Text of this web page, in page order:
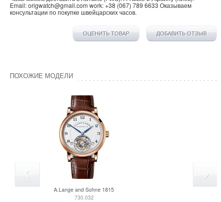
Email:origwatch@gmail.com work:+38 (067) 789 6633 Оказываем
консультации по покупке швейцарских часов.
ОЦЕНИТЬ ТОВАР ДОБАВИТЬ ОТЗЫВ
ПОХОЖИЕ МОДЕЛИ
A.Lange and Sohne 1815
730.032